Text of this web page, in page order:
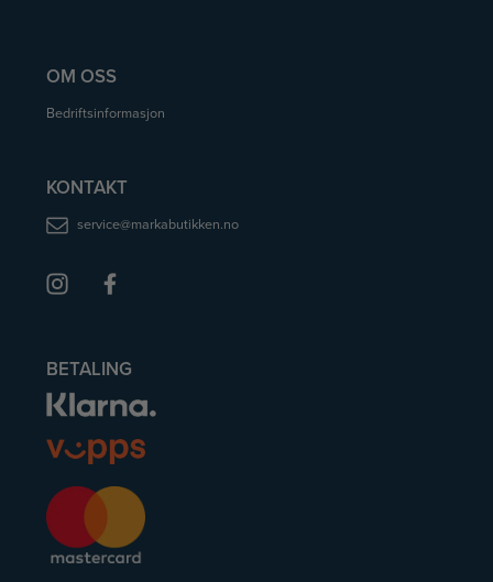
OM OSS
Bedriftsinformasjon
KONTAKT
service@markabutikken.no
BETALING